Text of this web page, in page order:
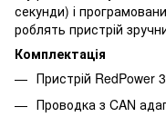
секунди) і
роблять пристрій
Комплектація
Пристрій RedPower
Проводка з CAN